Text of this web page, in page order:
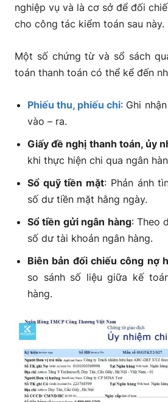
nghiệp vụ và là cơ sở để đối
cho công tác kiểm toán sau này.
Một số chứng từ và sổ sách
toán thanh toán có thể kể đến
Phiếu thu, phiếu chi: Ghi
vào – ra.
Giấy đề nghị thanh toán, ủy
khi thực hiện chi qua ngân
Sổ quỹ tiền mặt: Phản ánh
số dư tiền mặt hằng ngày.
Sổ tiền gửi ngân hàng: Theo
số dư tài khoản ngân hàng.
Biên bản đối chiếu công nợ
so sánh số liệu giữa kế
hàng.